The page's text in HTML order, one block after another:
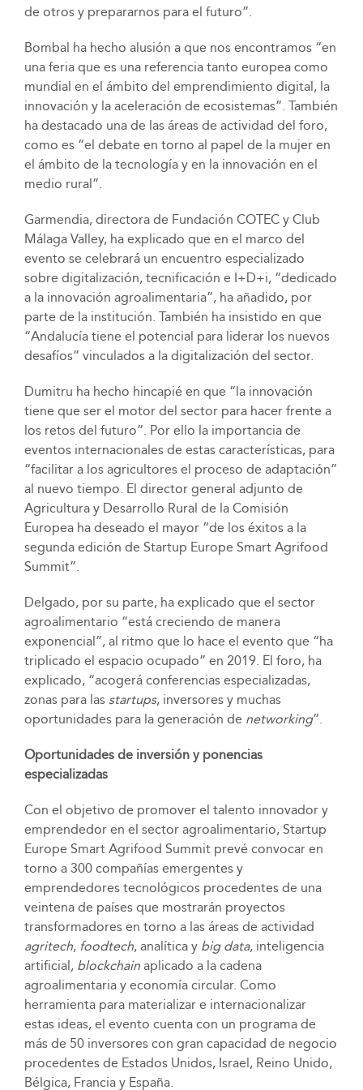
de otros y prepararnos para el futuro”.
Bombal ha hecho alusión a que nos encontramos “en
una feria que es una referencia tanto europea como
mundial en el ámbito del emprendimiento digital, la
innovación y la aceleración de ecosistemas”. También
ha destacado una de las áreas de actividad del foro,
como es “el debate en torno al papel de la mujer en
el ámbito de la tecnología y en la innovación en el
medio rural”.
Garmendia, directora de Fundación COTEC y Club
Málaga Valley, ha explicado que en el marco del
evento se celebrará un encuentro especializado
sobre digitalización, tecnificación e I+D+i, “dedicado
a la innovación agroalimentaria”, ha añadido, por
parte de la institución. También ha insistido en que
“Andalucía tiene el potencial para liderar los nuevos
desafíos” vinculados a la digitalización del sector.
Dumitru ha hecho hincapié en que “la innovación
tiene que ser el motor del sector para hacer frente a
los retos del futuro”. Por ello la importancia de
eventos internacionales de estas características, para
“facilitar a los agricultores el proceso de adaptación”
al nuevo tiempo. El director general adjunto de
Agricultura y Desarrollo Rural de la Comisión
Europea ha deseado el mayor “de los éxitos a la
segunda edición de Startup Europe Smart Agrifood
Summit”.
Delgado, por su parte, ha explicado que el sector
agroalimentario “está creciendo de manera
exponencial”, al ritmo que lo hace el evento que “ha
triplicado el espacio ocupado” en 2019. El foro, ha
explicado, “acogerá conferencias especializadas,
zonas para las startups, inversores y muchas
oportunidades para la generación de networking”.
Oportunidades de inversión y ponencias
especializadas
Con el objetivo de promover el talento innovador y
emprendedor en el sector agroalimentario, Startup
Europe Smart Agrifood Summit prevé convocar en
torno a 300 compañías emergentes y
emprendedores tecnológicos procedentes de una
veintena de países que mostrarán proyectos
transformadores en torno a las áreas de actividad
agritech, foodtech, analítica y big data, inteligencia
artificial, blockchain aplicado a la cadena
agroalimentaria y economía circular. Como
herramienta para materializar e internacionalizar
estas ideas, el evento cuenta con un programa de
más de 50 inversores con gran capacidad de negocio
procedentes de Estados Unidos, Israel, Reino Unido,
Bélgica, Francia y España.